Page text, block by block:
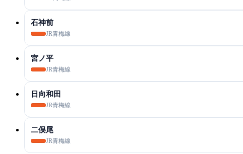
石神前
JR青梅線
宮ノ平
JR青梅線
日向和田
JR青梅線
二俣尾
JR青梅線